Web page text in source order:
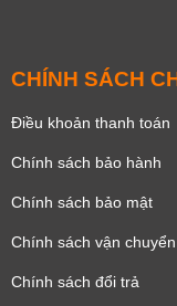
CHÍNH SÁCH
Điều khoản thanh toán
Chính sách bảo hành
Chính sách bảo mật
Chính sách vận chuyển
Chính sách đổi trả